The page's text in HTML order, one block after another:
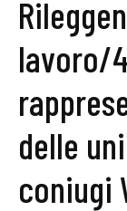
lavoro/
delle
coniugi